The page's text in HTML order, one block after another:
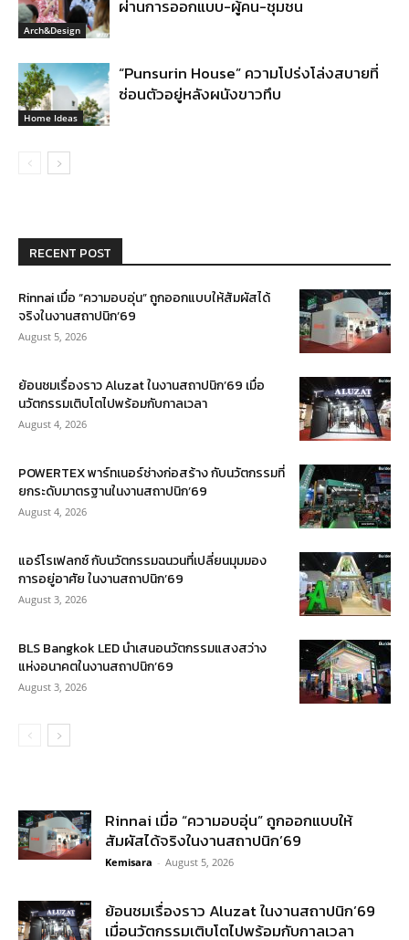
Arch&Design
ผ่านการออกแบบ-ผู้คน-ชุมชน
Home Ideas
“Punsurin House” ความโปร่งโล่งสบายที่
ซ่อนตัวอยู่หลังผนังขาวทึบ
RECENT POST
Rinnai เมื่อ “ความอบอุ่น” ถูกออกแบบให้สัมผัสได้
จริงในงานสถาปนิก’69
August 5, 2026
ย้อนชมเรื่องราว Aluzat ในงานสถาปนิก’69 เมื่อ
นวัตกรรมเติบโตไปพร้อมกับกาลเวลา
August 4, 2026
POWERTEX พาร์ทเนอร์ช่างก่อสร้าง กับนวัตกรรมที่
ยกระดับมาตรฐานในงานสถาปนิก’69
August 4, 2026
แอร์โรเฟลกซ์ กับนวัตกรรมฉนวนที่เปลี่ยนมุมมอง
การอยู่อาศัย ในงานสถาปนิก’69
August 3, 2026
BLS Bangkok LED นำเสนอนวัตกรรมแสงสว่าง
แห่งอนาคตในงานสถาปนิก’69
August 3, 2026
Rinnai เมื่อ “ความอบอุ่น” ถูกออกแบบให้
สัมผัสได้จริงในงานสถาปนิก’69
Kemisara - August 5, 2026
ย้อนชมเรื่องราว Aluzat ในงานสถาปนิก’69
เมื่อนวัตกรรมเติบโตไปพร้อมกับกาลเวลา